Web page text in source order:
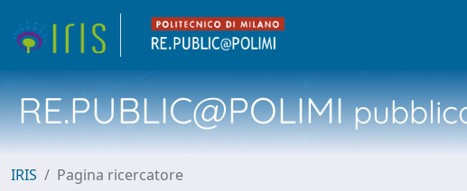
RE.PUBLIC@POLIMI
IRIS Pagina ricercatore